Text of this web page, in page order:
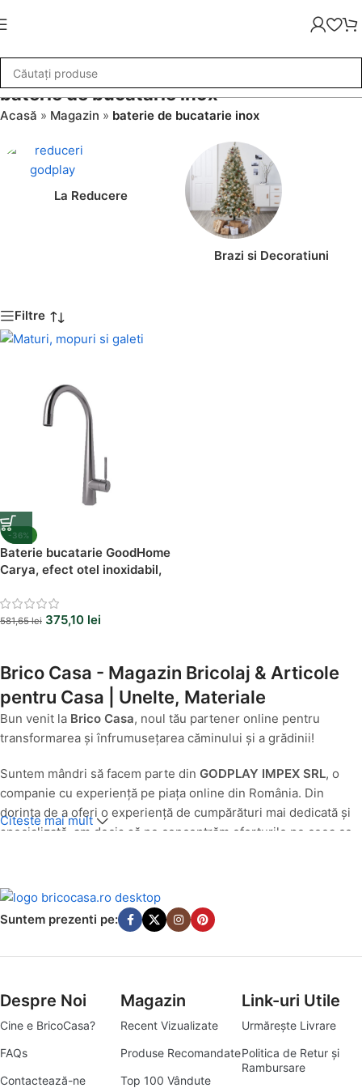
baterie de bucatarie inox
Acasă » Magazin » baterie de bucatarie inox
La Reducere
Brazi si Decoratiuni
Filtre
-36%
Baterie bucatarie GoodHome
Carya, efect otel inoxidabil,
ceramic 35 mm, design
modern
581,65lei 375,10 lei
Brico Casa - Magazin Bricolaj & Articole
pentru Casa | Unelte, Materiale
Bun venit la Brico Casa, noul tău partener online pentru
transformarea și înfrumusețarea căminului și a grădinii!
Suntem mândri să facem parte din GODPLAY IMPEX SRL, o
companie cu experiență pe piața online din România. Din
dorința de a oferi o experiență de cumpărături mai dedicată și
specializată, am decis să ne concentrăm eforturile pe ceea ce
O Nouă Identitate, Aceeași Pasiune pentru Calitate
și grădină au fost comercializate cu succes sub egida
nostru de a servi cât mai bine nevoile specifice ale clienților
pasionați de amenajări interioare și exterioare, am transformat
reflectă mai bine misiunea noastră de a deveni destinația ta
principală pentru tot ce înseamnă bricolaj, amenajări și soluții
Citeste mai mult
Suntem prezenti pe:
Despre Noi
Cine e BricoCasa?
FAQs
Contactează-ne
Magazin
Recent Vizualizate
Produse Recomandate
Top 100 Vândute
Link-uri Utile
Urmărește Livrare
Politica de Retur și
Rambursare